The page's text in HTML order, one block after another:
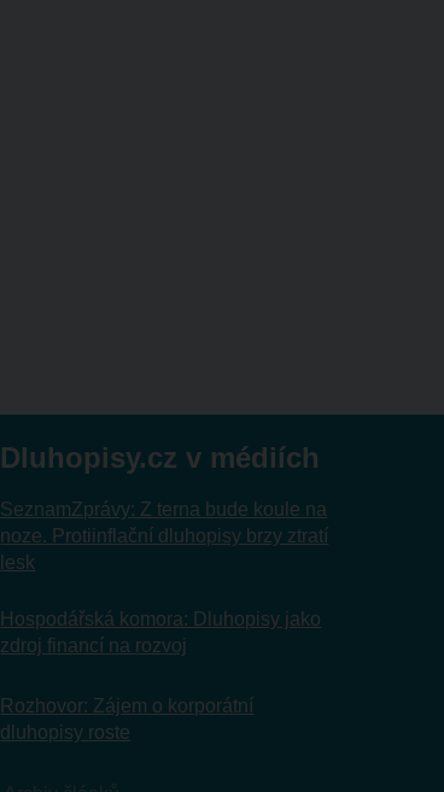
Dluhopisy.cz v médiích
SeznamZprávy: Z terna bude koule na
noze. Protiinflační dluhopisy brzy ztratí
lesk
Hospodářská komora: Dluhopisy jako
zdroj financí na rozvoj
Rozhovor: Zájem o korporátní
dluhopisy roste